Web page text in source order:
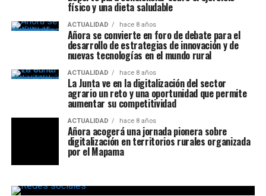
físico y una dieta saludable
ACTUALIDAD hace 8 años
Añora se convierte en foro de debate para el
desarrollo de estrategias de innovación y de
nuevas tecnologías en el mundo rural
ACTUALIDAD hace 8 años
La Junta ve en la digitalización del sector
agrario un reto y una oportunidad que permite
aumentar su competitividad
ACTUALIDAD hace 8 años
Añora acogerá una jornada pionera sobre
digitalización en territorios rurales organizada
por el Mapama